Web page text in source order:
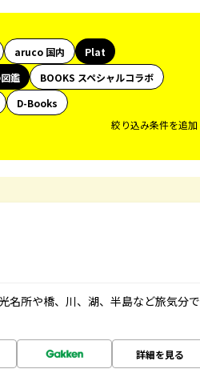
aruco 国内
Plat
鑑
BOOKS スペシャルコラボ
D-Books
絞り込み条件を追加
名所や橋、川、湖、半島など旅気分で
詳細を見る